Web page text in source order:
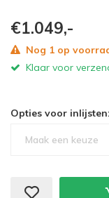
€1.049,-
Nog 1 op
Klaar voor
Opties voor inlijsten:
Maak een keuze